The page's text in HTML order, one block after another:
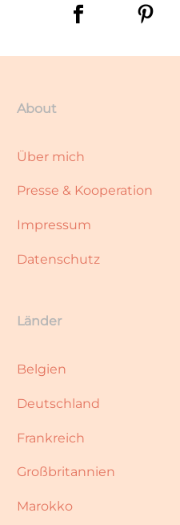
About
Über mich
Presse & Kooperation
Impressum
Datenschutz
Länder
Belgien
Deutschland
Frankreich
Großbritannien
Marokko